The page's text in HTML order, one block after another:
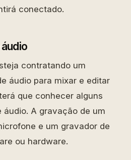
conectado.
contratando um
áudio para mixar e editar
que conhecer alguns
A gravação de um
e um gravador de
ou hardware.